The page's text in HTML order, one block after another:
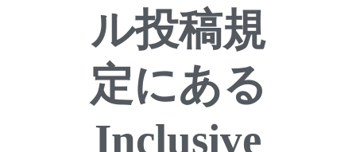
ル投稿規
定にある
Inclusive